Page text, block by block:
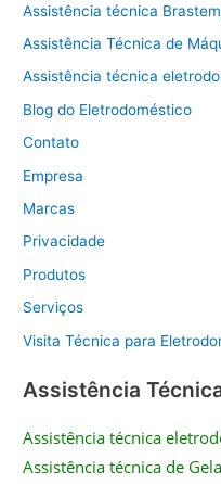
Assistência técnica
Assistência Técnica de
Assistência técnica
Blog do Eletrodoméstico
Contato
Empresa
Marcas
Privacidade
Produtos
Serviços
Visita Técnica para
Assistência
Assistência técnica
Assistência técnica de